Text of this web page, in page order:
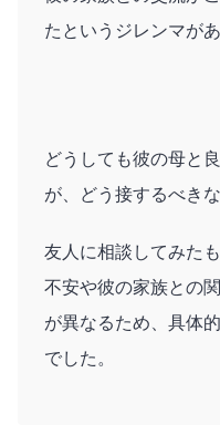
たというジレンマがあ
どうしても彼の母と
が、どう接するべき
友人に相談してみた
不安や彼の家族との
が異なるため、具体
でした。